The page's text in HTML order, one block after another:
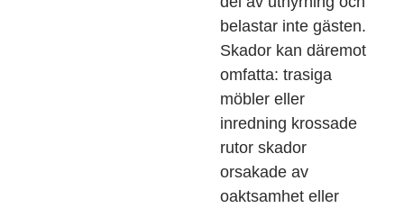
belastar inte gästen.
Skador kan däremot
omfatta: trasiga
möbler eller
inredning krossade
rutor skador
orsakade av
oaktsamhet eller